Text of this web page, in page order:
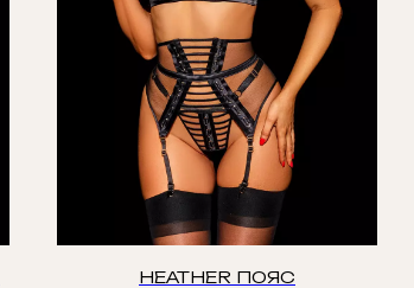
HEATHER ПОЯС